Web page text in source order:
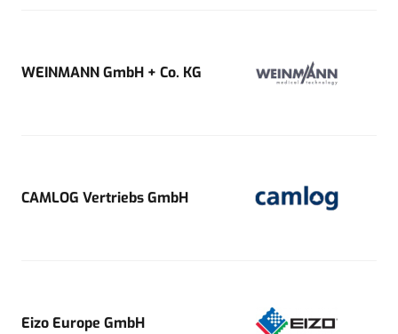
WEINMANN GmbH + Co. KG
CAMLOG Vertriebs GmbH
Eizo Europe GmbH